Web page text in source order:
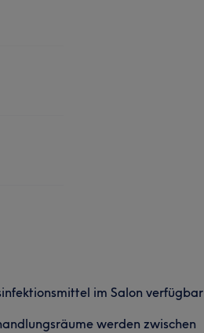
im Salon verfügbar
werden zwischen